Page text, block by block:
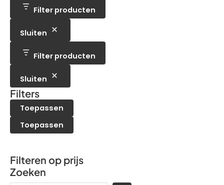
e
n
t
t
u
c
n
Filter producten
Sluiten
Filter producten
Sluiten
Filters
Toepassen
Toepassen
Filteren op prijs
Zoeken